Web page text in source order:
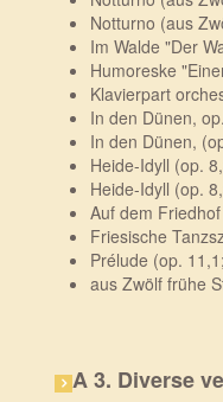
Notturno (aus
Im Walde "Der
Humoreske
Klavierpart
In den Dünen,
In den Dünen,
Heide-Idyll (op.
Heide-Idyll (op.
Auf dem
Friesische
Prélude (op.
aus Zwölf frühe
A 3. Diverse